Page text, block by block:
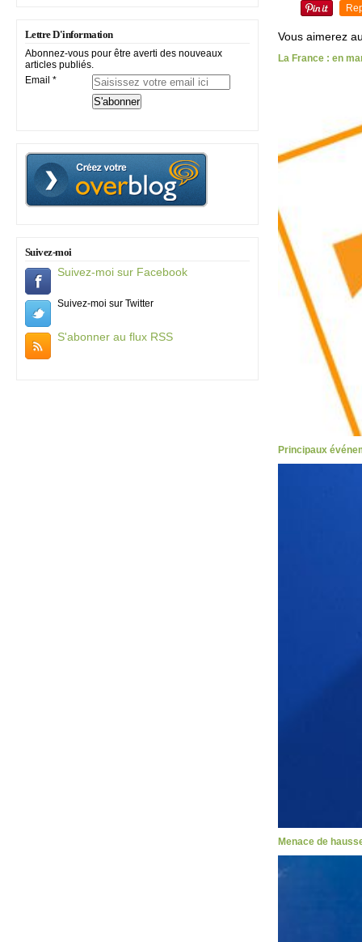
Lettre D'information
Abonnez-vous pour être averti des nouveaux
articles publiés.
Email
Suivez-moi
Suivez-moi sur Facebook
Suivez-moi sur Twitter
S'abonner au flux RSS
Vous aimerez
La France : en
Principaux
Menace de